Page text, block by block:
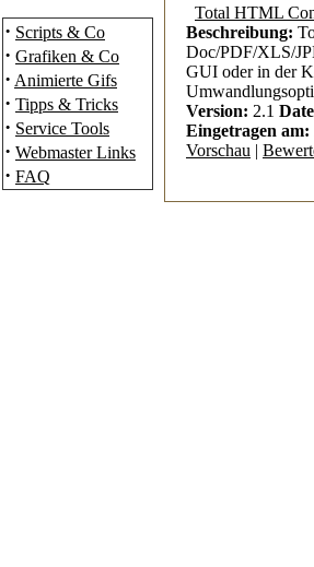
· Scripts & Co
· Grafiken & Co
· Animierte Gifs
· Tipps & Tricks
· Service Tools
· Webmaster Links
· FAQ
Total HTML
Beschreibung:
Doc/PDF/XLS/
GUI oder in der
Version: 2.1
Eingetragen am:
Vorschau |